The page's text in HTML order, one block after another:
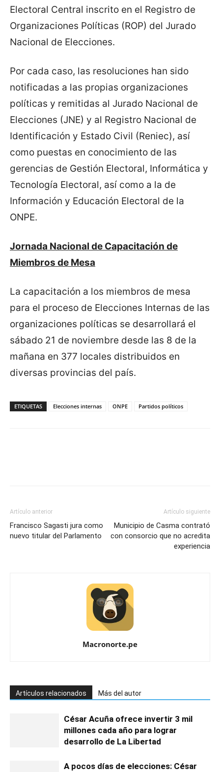
Electoral Central inscrito en el Registro de
Organizaciones Políticas (ROP) del Jurado
Nacional de Elecciones.
Por cada caso, las resoluciones han sido
notificadas a las propias organizaciones
políticas y remitidas al Jurado Nacional de
Elecciones (JNE) y al Registro Nacional de
Identificación y Estado Civil (Reniec), así
como puestas en conocimiento de las
gerencias de Gestión Electoral, Informática y
Tecnología Electoral, así como a la de
Información y Educación Electoral de la
ONPE.
Jornada Nacional de Capacitación de
Miembros de Mesa
La capacitación a los miembros de mesa
para el proceso de Elecciones Internas de las
organizaciones políticas se desarrollará el
sábado 21 de noviembre desde las 8 de la
mañana en 377 locales distribuidos en
diversas provincias del país.
ETIQUETAS Elecciones internas ONPE Partidos políticos
Artículo anterior
Francisco Sagasti jura como
nuevo titular del Parlamento
Artículo siguiente
Municipio de Casma contrató
con consorcio que no acredita
experiencia
Macronorte.pe
Artículos relacionados Más del autor
César Acuña ofrece invertir 3 mil
millones cada año para lograr
desarrollo de La Libertad
A pocos días de elecciones: César